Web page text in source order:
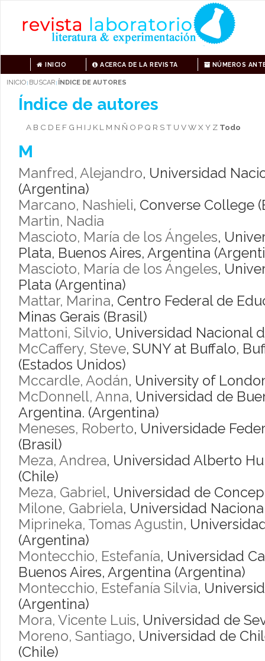
INICIO ACERCA DE LA REVISTA NÚMEROS
INICIO | BUSCAR | ÍNDICE DE AUTORES
Índice de autores
A B C D E F G H I J K L M N Ñ O P Q R ST U VWX Y Z Todo
M
Manfred, Alejandro, Universidad
(Argentina)
Marcano, Nashieli, Converse College
Martin, Nadia
Mascioto, María de los Ángeles,
Plata, Buenos Aires, Argentina
Mascioto, María de los Ángeles,
Plata (Argentina)
Mattar, Marina, Centro Federal de
Minas Gerais (Brasil)
Mattoni, Silvio, Universidad Nacional
McCaffery, Steve, SUNY at Buffalo,
(Estados Unidos)
Mccardle, Aodán, University of
McDonnell, Anna, Universidad de
Argentina. (Argentina)
Meneses, Roberto, Universidade
(Brasil)
Meza, Andrea, Universidad Alberto
(Chile)
Meza, Gabriel, Universidad de
Milone, Gabriela, Universidad
Miprineka, Tomas Agustin,
(Argentina)
Montecchio, Estefanía, Universidad
Buenos Aires, Argentina (Argentina)
Montecchio, Estefanía Silvia,
(Argentina)
Mora, Vicente Luis, Universidad de
Moreno, Santiago, Universidad de
(Chile)